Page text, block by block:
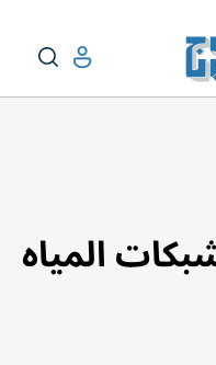
شبكات المياه